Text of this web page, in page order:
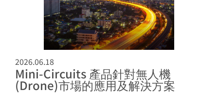
2026.06.18
Mini-Circuits 產品針對無人機
(Drone)市場的應用及解決方案